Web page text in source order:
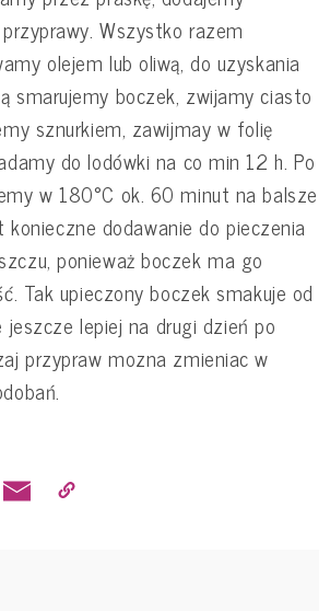
Wszystko razem
olejem lub oliwą, do uzyskania
smarujemy boczek, zwijamy ciasto
sznurkiem, zawijmay w folię
do lodówki na co min 12 h. Po
w 180°C ok. 60 minut na balsze
dodawanie do pieczenia
ponieważ boczek ma go
Tak upieczony boczek smakuje od
jeszcze lepiej na drugi dzień po
przypraw mozna zmieniac w